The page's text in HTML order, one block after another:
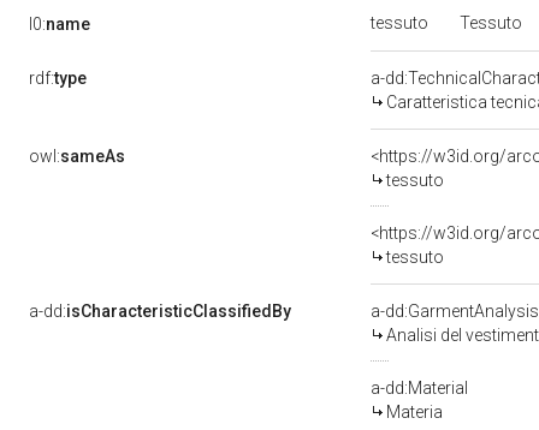
l0:name tessuto Tessuto
rdf:type
a-
Caratteristica
owl:sameAs
<https://w3id.org/
tessuto
<https://w3id.org/
tessuto
a-dd:isCharacteristicClassifiedBy
a-dd:GarmentAnalysis
Analisi del
a-dd:Material
Materia